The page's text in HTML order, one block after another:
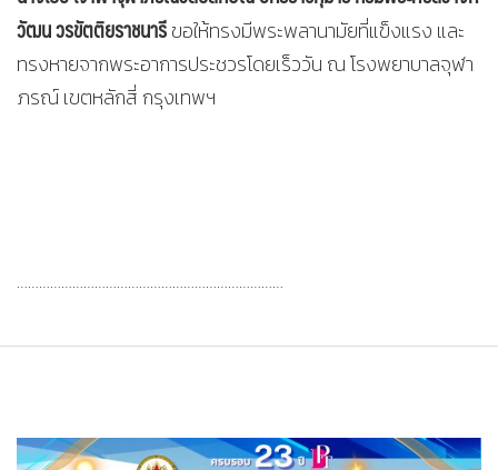
วัฒน วรขัตติยราชนารีขอให้ทรงมีพระพลานามัยที่แข็งแรง และ
ทรงหายจากพระอาการประชวรโดยเร็ววัน ณ โรงพยาบาลจุฬา
ภรณ์ เขตหลักสี่ กรุงเทพฯ
………………………………………………………………